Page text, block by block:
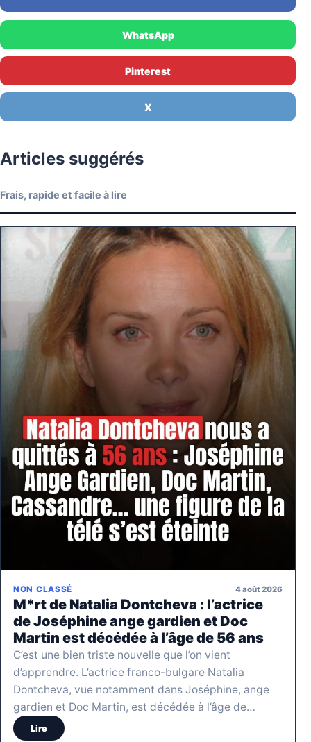
WhatsApp
Pinterest
X
Articles suggérés
Frais, rapide et facile à lire
NON CLASSÉ 4 août 2026
M*rt de Natalia Dontcheva : l’actrice
de Joséphine ange gardien et Doc
Martin est décédée à l’âge de 56 ans
C’est une bien triste nouvelle que l’on vient
d’apprendre. L’actrice franco-bulgare Natalia
Dontcheva, vue notamment dans Joséphine, ange
gardien et Doc Martin, est décédée à l’âge de…
Lire